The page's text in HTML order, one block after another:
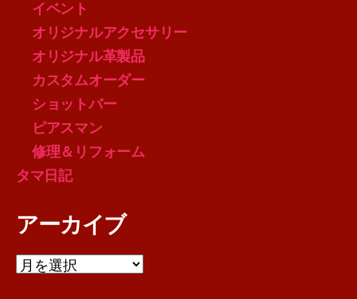
イベント
オリジナルアクセサリー
オリジナル革製品
カスタムオーダー
ショットバー
ピアスマン
修理＆リフォーム
タマ日記
アーカイブ
ア